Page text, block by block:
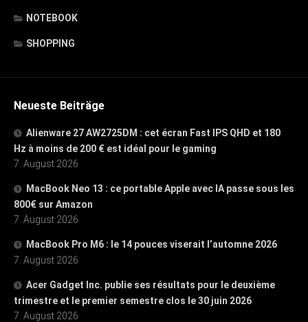
NOTEBOOK
SHOPPING
Neueste Beiträge
Alienware 27 AW2725DM : cet écran Fast IPS QHD et 180
Hz à moins de 200 € est idéal pour le gaming
7. August 2026
MacBook Neo 13 : ce portable Apple avec IA passe sous les
800€ sur Amazon
7. August 2026
MacBook Pro M6 : le 14 pouces viserait l’automne 2026
7. August 2026
Acer Gadget Inc. publie ses résultats pour le deuxième
trimestre et le premier semestre clos le 30 juin 2026
7. August 2026